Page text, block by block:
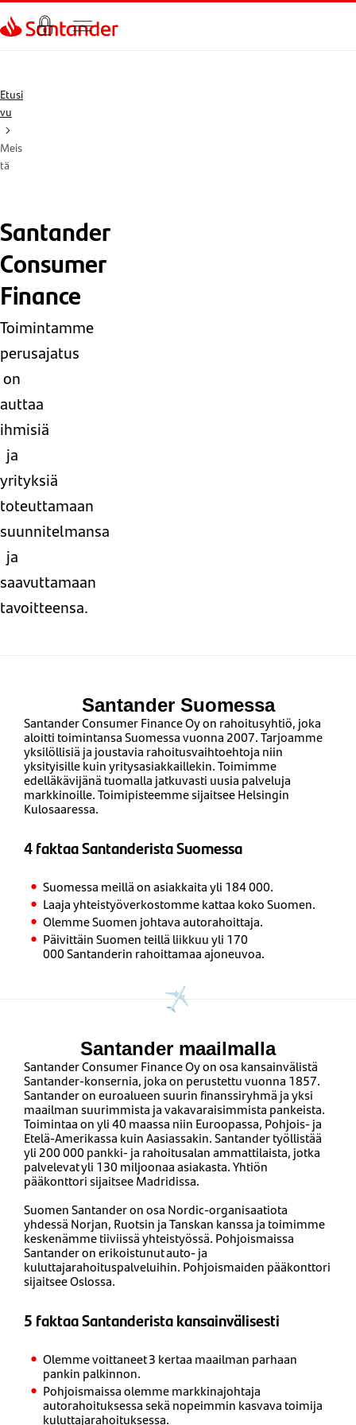
Siirry sivulle
Etusi
vu
Meis
tä
Santander
Consumer
Finance
Toimintamme
perusajatus
on
auttaa
ihmisiä
ja
yrityksiä
toteuttamaan
suunnitelmansa
ja
saavuttamaan
tavoitteensa.
Santander Suomessa
Santander Consumer Finance Oy on rahoitusyhtiö, joka
aloitti toimintansa Suomessa vuonna 2007. Tarjoamme
yksilöllisiä ja joustavia rahoitusvaihtoehtoja niin
yksityisille kuin yritysasiakkaillekin. Toimimme
edelläkävijänä tuomalla jatkuvasti uusia palveluja
markkinoille. Toimipisteemme sijaitsee Helsingin
Kulosaaressa.
4 faktaa Santanderista Suomessa
Suomessa meillä on asiakkaita yli 184 000.
Laaja yhteistyöverkostomme kattaa koko Suomen.
Olemme Suomen johtava autorahoittaja.
Päivittäin Suomen teillä liikkuu yli 170
000 Santanderin rahoittamaa ajoneuvoa.
Santander maailmalla
Santander Consumer Finance Oy on osa kansainvälistä
Santander-konsernia, joka on perustettu vuonna 1857.
Santander on euroalueen suurin finanssiryhmä ja yksi
maailman suurimmista ja vakavaraisimmista pankeista.
Toimintaa on yli 40 maassa niin Euroopassa, Pohjois- ja
Etelä-Amerikassa kuin Aasiassakin. Santander työllistää
yli 200 000 pankki- ja rahoitusalan ammattilaista, jotka
palvelevat yli 130 miljoonaa asiakasta. Yhtiön
pääkonttori sijaitsee Madridissa.
Suomen Santander on osa Nordic-organisaatiota
yhdessä Norjan, Ruotsin ja Tanskan kanssa ja toimimme
keskenämme tiiviissä yhteistyössä. Pohjoismaissa
Santander on erikoistunut auto- ja
kuluttajarahoituspalveluihin. Pohjoismaiden pääkonttori
sijaitsee Oslossa.
5 faktaa Santanderista kansainvälisesti
Olemme voittaneet 3 kertaa maailman parhaan
pankin palkinnon.
Pohjoismaissa olemme markkinajohtaja
autorahoituksessa sekä nopeimmin kasvava toimija
kuluttajarahoituksessa.